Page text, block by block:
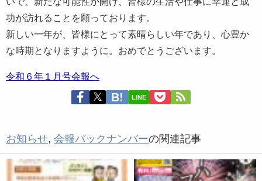
功が訪れることを願っております。
新しい一年が、皆様にとって素晴らしい年であり、心豊か
な時期となりますように。おめでとうございます。
令和６年１月号会報へ
LINE
お知らせ, 会報バックナンバーの関連記事